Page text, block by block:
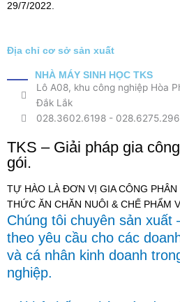
29/7/2022.
Địa chỉ cơ sở sản xuất
NHÀ MÁY SINH HỌC TKS
Lô A08, khu công nghiệp Hòa
Đắk Lắk
028.3602.6198 -
TKS – Giải pháp gia
gói.
TỰ HÀO LÀ ĐƠN VỊ GIA CÔNG
THỨC ĂN CHĂN NUÔI & CHẾ PHẨM
Chúng tôi chuyên sản xuất
theo yêu cầu cho các
và cá nhân kinh doanh
nghiệp.